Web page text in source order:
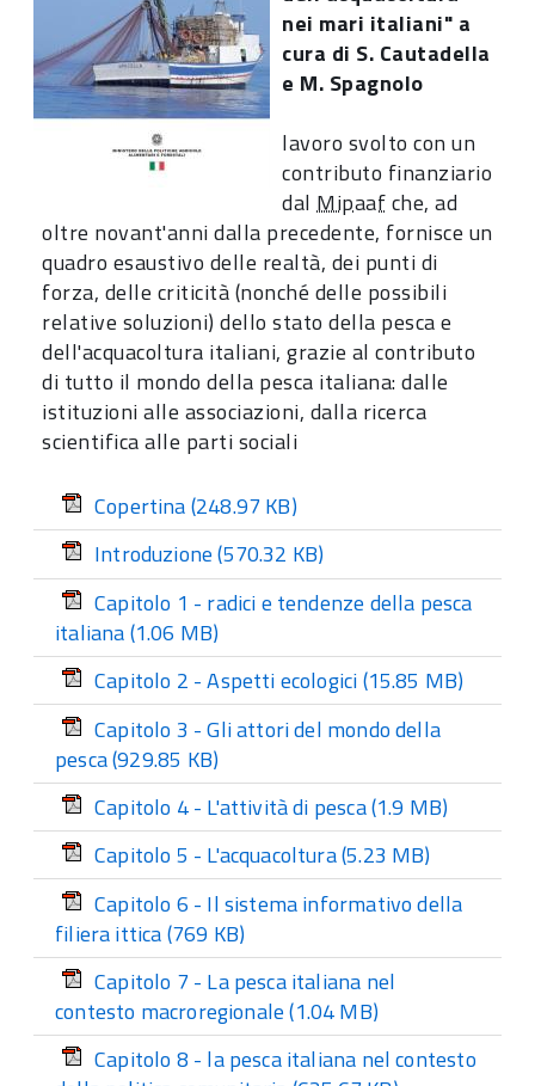
nei mari italiani" a
cura di S. Cautadella
e M. Spagnolo
lavoro svolto con un
contributo finanziario
dal Mipaafche, ad
oltre novant'anni dalla precedente, fornisce un
quadro esaustivo delle realtà, dei punti di
forza, delle criticità (nonché delle possibili
relative soluzioni) dello stato della pesca e
dell'acquacoltura italiani, grazie al contributo
di tutto il mondo della pesca italiana: dalle
istituzioni alle associazioni, dalla ricerca
scientifica alle parti sociali
Copertina(248.97 KB)
Introduzione(570.32 KB)
Capitolo 1 - radici e tendenze della pesca
italiana(1.06 MB)
Capitolo 2 - Aspetti ecologici(15.85 MB)
Capitolo 3 - Gli attori del mondo della
pesca(929.85 KB)
Capitolo 4 - L'attività di pesca(1.9 MB)
Capitolo 5 - L'acquacoltura(5.23 MB)
Capitolo 6 - Il sistema informativo della
filiera ittica(769 KB)
Capitolo 7 - La pesca italiana nel
contesto macroregionale(1.04 MB)
Capitolo 8 - la pesca italiana nel contesto